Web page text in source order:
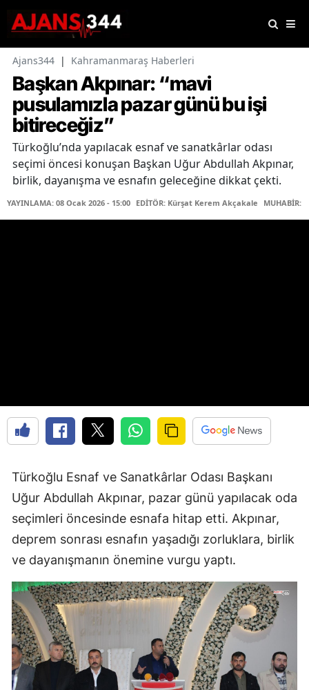
Ajans344 | Kahramanmaraş Haberleri
Başkan Akpınar: “mavi
pusulamızla pazar günü bu işi
bitireceğiz”
Türkoğlu’nda yapılacak esnaf ve sanatkârlar odası
seçimi öncesi konuşan Başkan Uğur Abdullah Akpınar,
birlik, dayanışma ve esnafın geleceğine dikkat çekti.
YAYINLAMA: 08 Ocak 2026 - 15:00 EDİTÖR: Kürşat Kerem Akçakale MUHABİR:
Türkoğlu Esnaf ve Sanatkârlar Odası Başkanı
Uğur Abdullah Akpınar, pazar günü yapılacak oda
seçimleri öncesinde esnafa hitap etti. Akpınar,
deprem sonrası esnafın yaşadığı zorluklara, birlik
ve dayanışmanın önemine vurgu yaptı.